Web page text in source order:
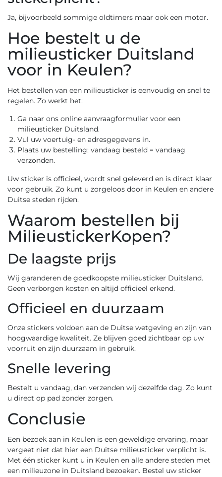
Ja, bijvoorbeeld sommige oldtimers maar ook een motor.
Hoe bestelt u de
milieusticker Duitsland
voor in Keulen?
Het bestellen van een milieusticker is eenvoudig en snel te
regelen. Zo werkt het:
Ga naar ons online aanvraagformulier voor een
milieusticker Duitsland.
Vul uw voertuig- en adresgegevens in.
Plaats uw bestelling: vandaag besteld = vandaag
verzonden.
Uw sticker is officieel, wordt snel geleverd en is direct klaar
voor gebruik. Zo kunt u zorgeloos door in Keulen en andere
Duitse steden rijden.
Waarom bestellen bij
MilieustickerKopen?
De laagste prijs
Wij garanderen de goedkoopste milieusticker Duitsland.
Geen verborgen kosten en altijd officieel erkend.
Officieel en duurzaam
Onze stickers voldoen aan de Duitse wetgeving en zijn van
hoogwaardige kwaliteit. Ze blijven goed zichtbaar op uw
voorruit en zijn duurzaam in gebruik.
Snelle levering
Bestelt u vandaag, dan verzenden wij dezelfde dag. Zo kunt
u direct op pad zonder zorgen.
Conclusie
Een bezoek aan in Keulen is een geweldige ervaring, maar
vergeet niet dat hier een Duitse milieusticker verplicht is.
Met één sticker kunt u in Keulen en alle andere steden met
een milieuzone in Duitsland bezoeken. Bestel uw sticker